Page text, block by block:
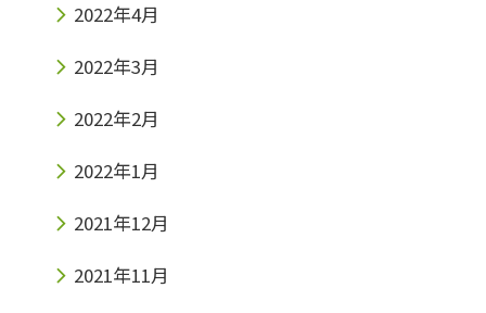
2022年4月
2022年3月
2022年2月
2022年1月
2021年12月
2021年11月